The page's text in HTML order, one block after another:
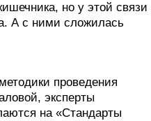
но у этой связи
А с ними сложилась
проведения
эксперты
на «Стандарты